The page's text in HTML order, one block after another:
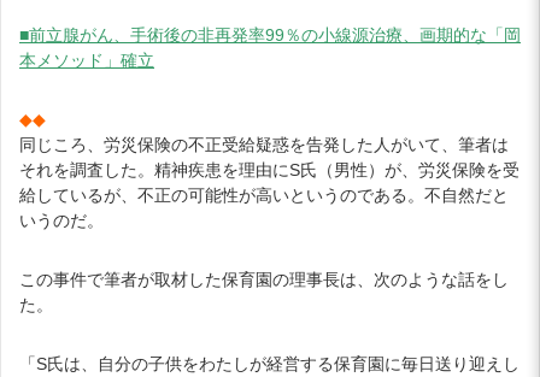
■前立腺がん、手術後の非再発率99％の小線源治療、画期的な「岡
本メソッド」確立
◆◆
同じころ、労災保険の不正受給疑惑を告発した人がいて、筆者は
それを調査した。精神疾患を理由にS氏（男性）が、労災保険を受
給しているが、不正の可能性が高いというのである。不自然だと
いうのだ。
この事件で筆者が取材した保育園の理事長は、次のような話をし
た。
「S氏は、自分の子供をわたしが経営する保育園に毎日送り迎えし